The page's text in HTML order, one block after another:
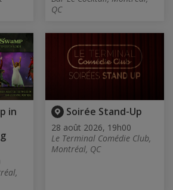
QC
in
Soirée Stand-Up
28 août 2026, 19h00
Le Terminal Comédie Club,
Montréal, QC